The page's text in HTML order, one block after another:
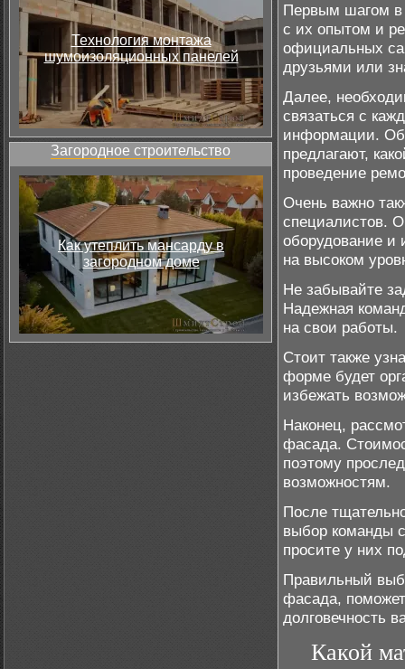
Технология монтажа
шумоизоляционных панелей
Загородное строительство
Как утеплить мансарду в
загородном доме
Первым шагом в
с их опытом и
официальных
друзьями или
Далее,
связаться с
информации.
предлагают,
проведение
Очень важно
специалистов.
оборудование и
на высоком
Не забывайте
Надежная
на свои работы.
Стоит также
форме будет
избежать
Наконец,
фасада.
поэтому
возможностям.
После
выбор команды
просите у них
Правильный
фасада,
долговечность
Какой